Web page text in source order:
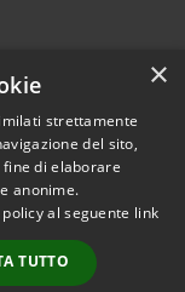
© 2026 • Comune di
• Powered by
•
Accesso
redazione
×
strettamente
del sito,
di elaborare
anonime.
al seguente link
TUTTO